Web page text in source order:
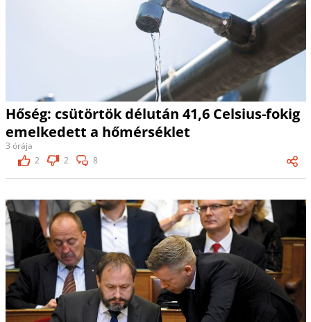
Hőség: csütörtök délután 41,6 Celsius-fokig
emelkedett a hőmérséklet
3 órája
2
2 8